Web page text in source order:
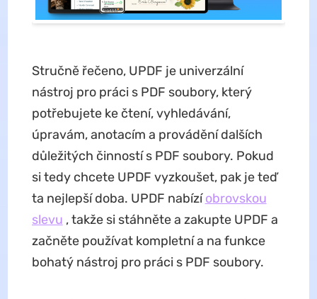
Stručně řečeno, UPDF je univerzální
nástroj pro práci s PDF soubory, který
potřebujete ke čtení, vyhledávání,
úpravám, anotacím a provádění dalších
důležitých činností s PDF soubory. Pokud
si tedy chcete UPDF vyzkoušet, pak je teď
ta nejlepší doba. UPDF nabízíobrovskou
slevu , takže si stáhněte a zakupte UPDF a
začněte používat kompletní a na funkce
bohatý nástroj pro práci s PDF soubory.